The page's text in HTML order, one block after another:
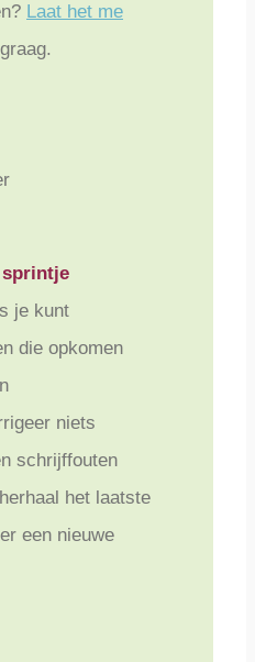
Laat het me
sprintje
je kunt
die opkomen
niets
schrijffouten
het laatste
een nieuwe